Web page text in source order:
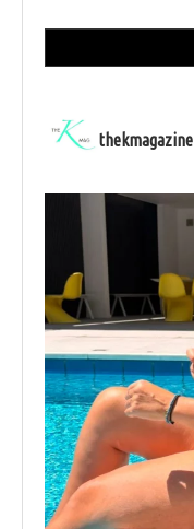
thekmagazine